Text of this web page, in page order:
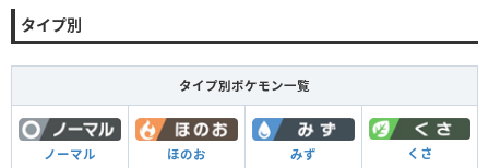
タイプ別
タイプ別ポケモン一覧
ノーマル ほのお みず くさ